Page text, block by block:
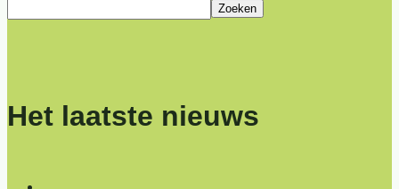
Zoeken
Het laatste nieuws